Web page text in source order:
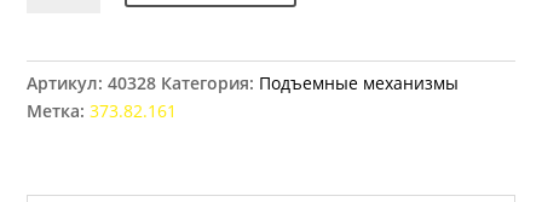
Амортизатор
регулируемым
Артикул:40328 Категория: Подъемные механизмы
Метка:373.82.161